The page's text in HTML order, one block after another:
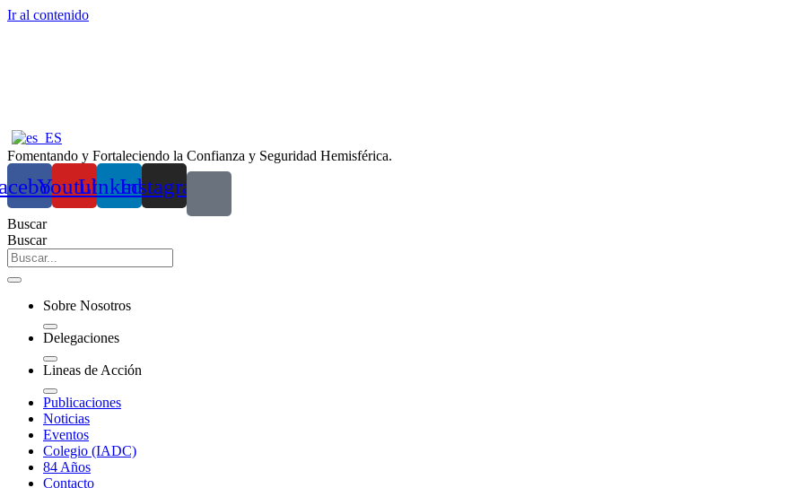
Ir al contenido
Fomentando y Fortaleciendo la Confianza y Seguridad Hemisférica.
YoutubeLinkedin
Instagram
Buscar
Buscar
Sobre Nosotros
Delegaciones
Lineas de Acción
Publicaciones
Noticias
Eventos
Colegio (IADC)
84 Años
Contacto